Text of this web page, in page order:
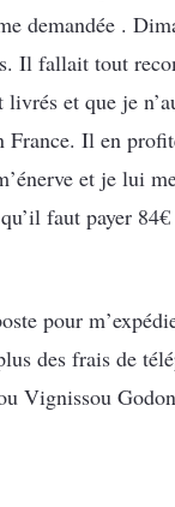
demandée .
Il fallait tout
et que je
Il en
et je lui
faut payer
pour
des frais de
Vignissou